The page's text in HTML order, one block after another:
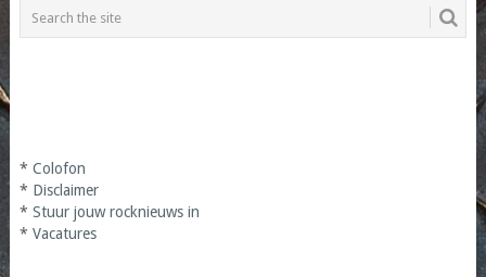
* Colofon
* Disclaimer
* Stuur jouw rocknieuws in
* Vacatures